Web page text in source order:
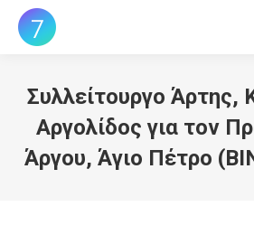
Συλλείτουργο Άρτης,
Αργολίδος για τον
Άργου, Άγιο Πέτρο